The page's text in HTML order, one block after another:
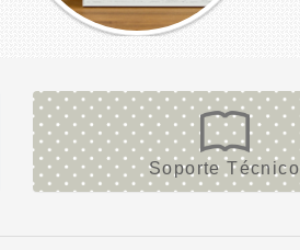
Soporte Técnico